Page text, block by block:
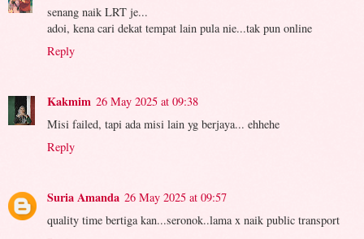
senang naik LRT je...
adoi, kena cari dekat tempat lain pula nie...tak pun online
Reply
Kakmim 26 May 2025 at 09:38
Misi failed, tapi ada misi lain yg berjaya... ehhehe
Reply
Suria Amanda 26 May 2025 at 09:57
quality time bertiga kan...seronok..lama x naik public transport